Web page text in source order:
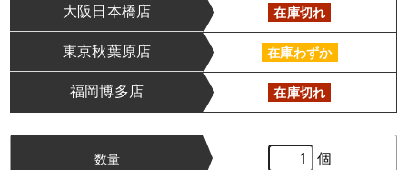
大阪日本橋店 在庫切れ
東京秋葉原店 在庫わずか
福岡博多店 在庫切れ
数量 個